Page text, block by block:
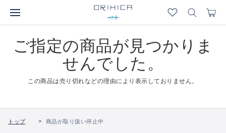
ご指定の商品が見つかりま
せんでした。
この商品は売り切れなどの理由により表示しておりません。
トップ 商品が取り扱い停止中